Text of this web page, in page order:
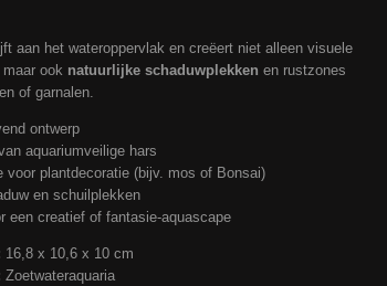
aan het wateroppervlak en creëert niet alleen visuele
ook natuurlijke schaduwplekken en rustzones
of garnalen.
ontwerp
aquariumveilige hars
voor plantdecoratie (bijv. mos of Bonsai)
en schuilplekken
een creatief of fantasie-aquascape
16,8 x 10,6 x 10 cm
Zoetwateraquaria